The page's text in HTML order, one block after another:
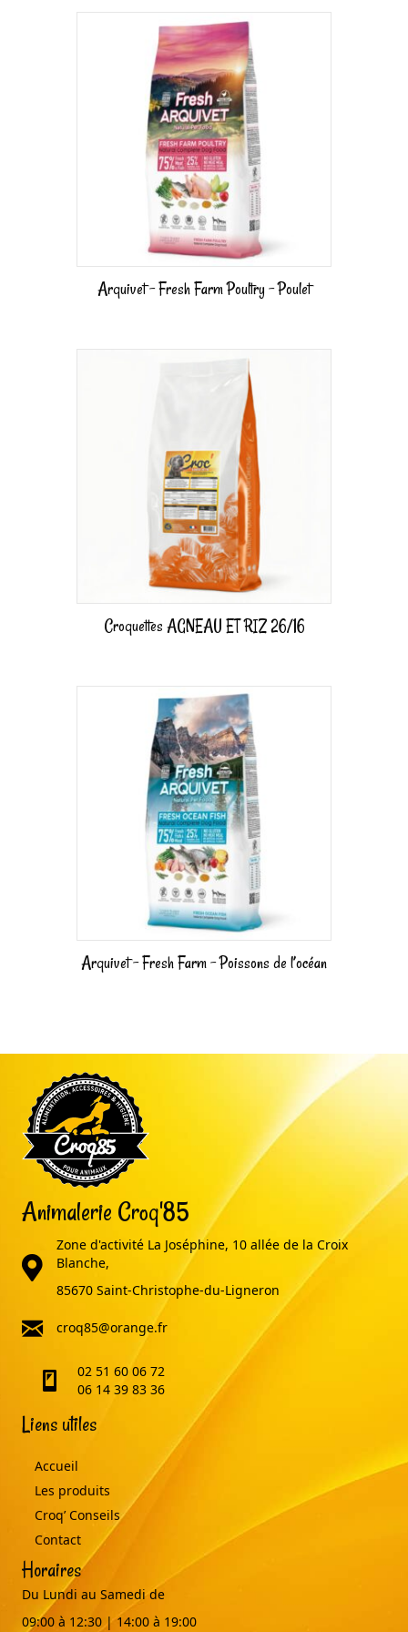
Arquivet – Fresh Farm Poultry – Poulet
Croquettes AGNEAU ET RIZ 26/16
Arquivet – Fresh Farm – Poissons de l’océan
Animalerie Croq'85
adresse
Zone d'activité La Joséphine, 10 allée de la Croix
Blanche,
85670 Saint-Christophe-du-Ligneron
email
croq85@orange.fr
telephone02 51 60 06 72
06 14 39 83 36
Liens utiles
Accueil
Les produits
Croq’ Conseils
Contact
Horaires
Du Lundi au Samedi de
09:00 à 12:30 | 14:00 à 19:00